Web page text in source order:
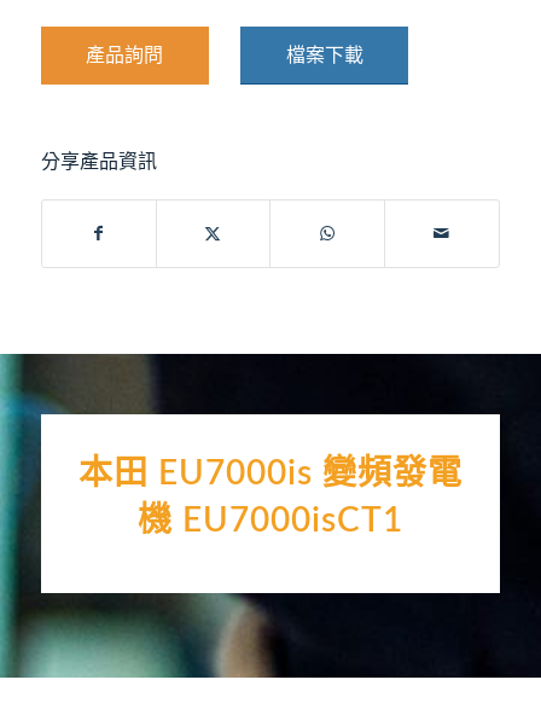
產品詢問 檔案下載
分享產品資訊
本田 EU7000is 變頻發電
機 EU7000isCT1